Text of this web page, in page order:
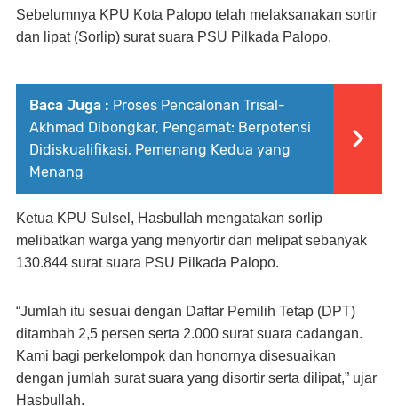
Sebelumnya KPU Kota Palopo telah melaksanakan sortir
dan lipat (Sorlip) surat suara PSU Pilkada Palopo.
Baca Juga : Proses Pencalonan Trisal-
Akhmad Dibongkar, Pengamat: Berpotensi
Didiskualifikasi, Pemenang Kedua yang
Menang
Ketua KPU Sulsel, Hasbullah mengatakan sorlip
melibatkan warga yang menyortir dan melipat sebanyak
130.844 surat suara PSU Pilkada Palopo.
“Jumlah itu sesuai dengan Daftar Pemilih Tetap (DPT)
ditambah 2,5 persen serta 2.000 surat suara cadangan.
Kami bagi perkelompok dan honornya disesuaikan
dengan jumlah surat suara yang disortir serta dilipat,” ujar
Hasbullah.